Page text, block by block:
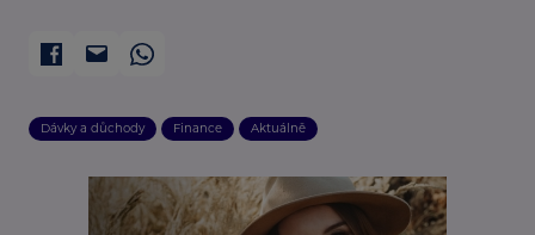
Dávky a důchody Finance Aktuálně